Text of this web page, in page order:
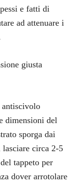
e fatti di
ad attenuare i
giusta
antiscivolo
dimensioni del
sporga dai
circa 2-5
tappeto per
dover arrotolare